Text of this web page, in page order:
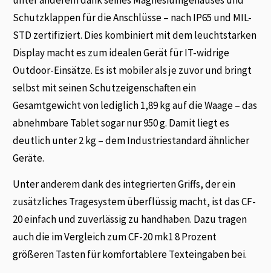
Schutzklappen für die Anschlüsse – nach IP65 und MIL-
STD zertifiziert. Dies kombiniert mit dem leuchtstarken
Display macht es zum idealen Gerät für IT-widrige
Outdoor-Einsätze. Es ist mobiler als je zuvor und bringt
selbst mit seinen Schutzeigenschaften ein
Gesamtgewicht von lediglich 1,89 kg auf die Waage – das
abnehmbare Tablet sogar nur 950 g. Damit liegt es
deutlich unter 2 kg – dem Industriestandard ähnlicher
Geräte.
Unter anderem dank des integrierten Griffs, der ein
zusätzliches Tragesystem überflüssig macht, ist das CF-
20 einfach und zuverlässig zu handhaben. Dazu tragen
auch die im Vergleich zum CF-20 mk1 8 Prozent
größeren Tasten für komfortablere Texteingaben bei.